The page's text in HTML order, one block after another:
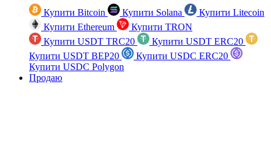
Купити Bitcoin Купити Solana
Купити Litecoin
Купити Ethereum
Купити TRON
Купити USDT TRC20
Купити USDT ERC20
Купити USDT BEP20
Купити USDC ERC20
Купити USDC Polygon
Продаю